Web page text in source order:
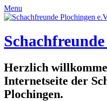
Menu
Herzlich
Internetseite der
Plochingen.